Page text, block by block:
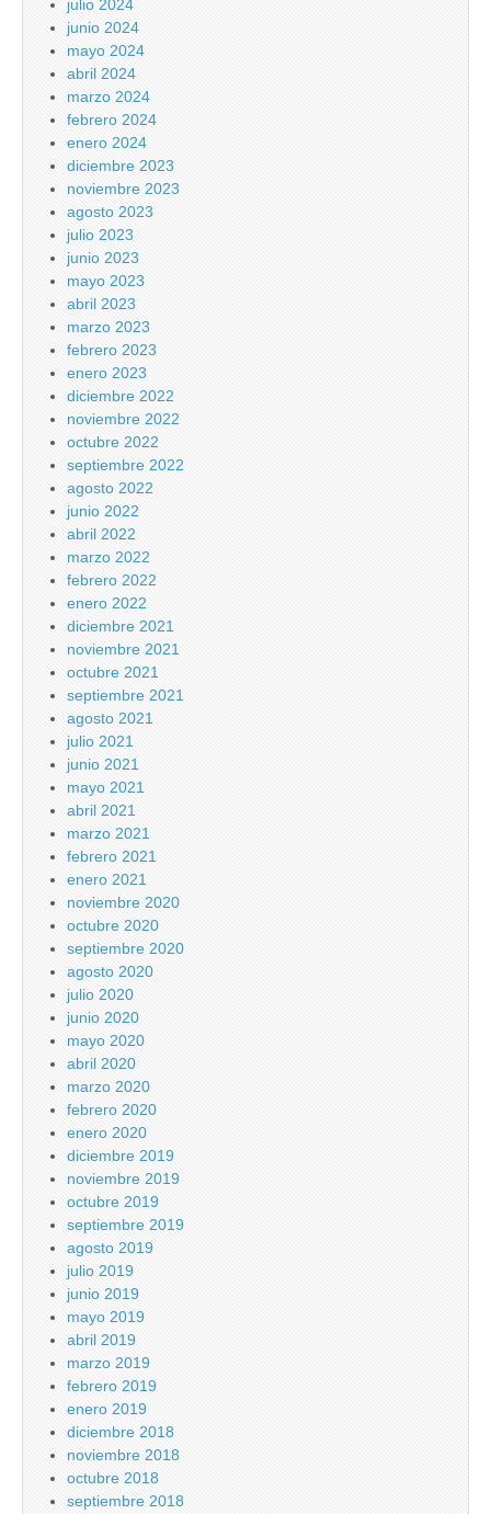
julio 2024
junio 2024
mayo 2024
abril 2024
marzo 2024
febrero 2024
enero 2024
diciembre 2023
noviembre 2023
agosto 2023
julio 2023
junio 2023
mayo 2023
abril 2023
marzo 2023
febrero 2023
enero 2023
diciembre 2022
noviembre 2022
octubre 2022
septiembre 2022
agosto 2022
junio 2022
abril 2022
marzo 2022
febrero 2022
enero 2022
diciembre 2021
noviembre 2021
octubre 2021
septiembre 2021
agosto 2021
julio 2021
junio 2021
mayo 2021
abril 2021
marzo 2021
febrero 2021
enero 2021
noviembre 2020
octubre 2020
septiembre 2020
agosto 2020
julio 2020
junio 2020
mayo 2020
abril 2020
marzo 2020
febrero 2020
enero 2020
diciembre 2019
noviembre 2019
octubre 2019
septiembre 2019
agosto 2019
julio 2019
junio 2019
mayo 2019
abril 2019
marzo 2019
febrero 2019
enero 2019
diciembre 2018
noviembre 2018
octubre 2018
septiembre 2018